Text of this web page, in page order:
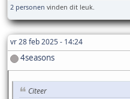
2 personen vinden dit leuk.
vr 28 feb 2025 - 14:24
4seasons
Citeer